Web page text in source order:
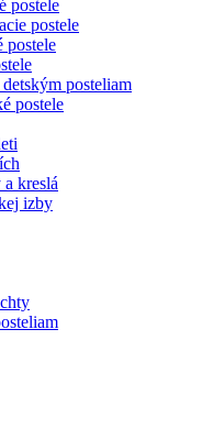
postele
postele
postele
posteliam
postele
kreslá
izby